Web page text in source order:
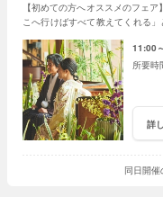
【初めての方へオススメのフェ
こへ行けばすべて教えてくれる
11:00
詳
同日開